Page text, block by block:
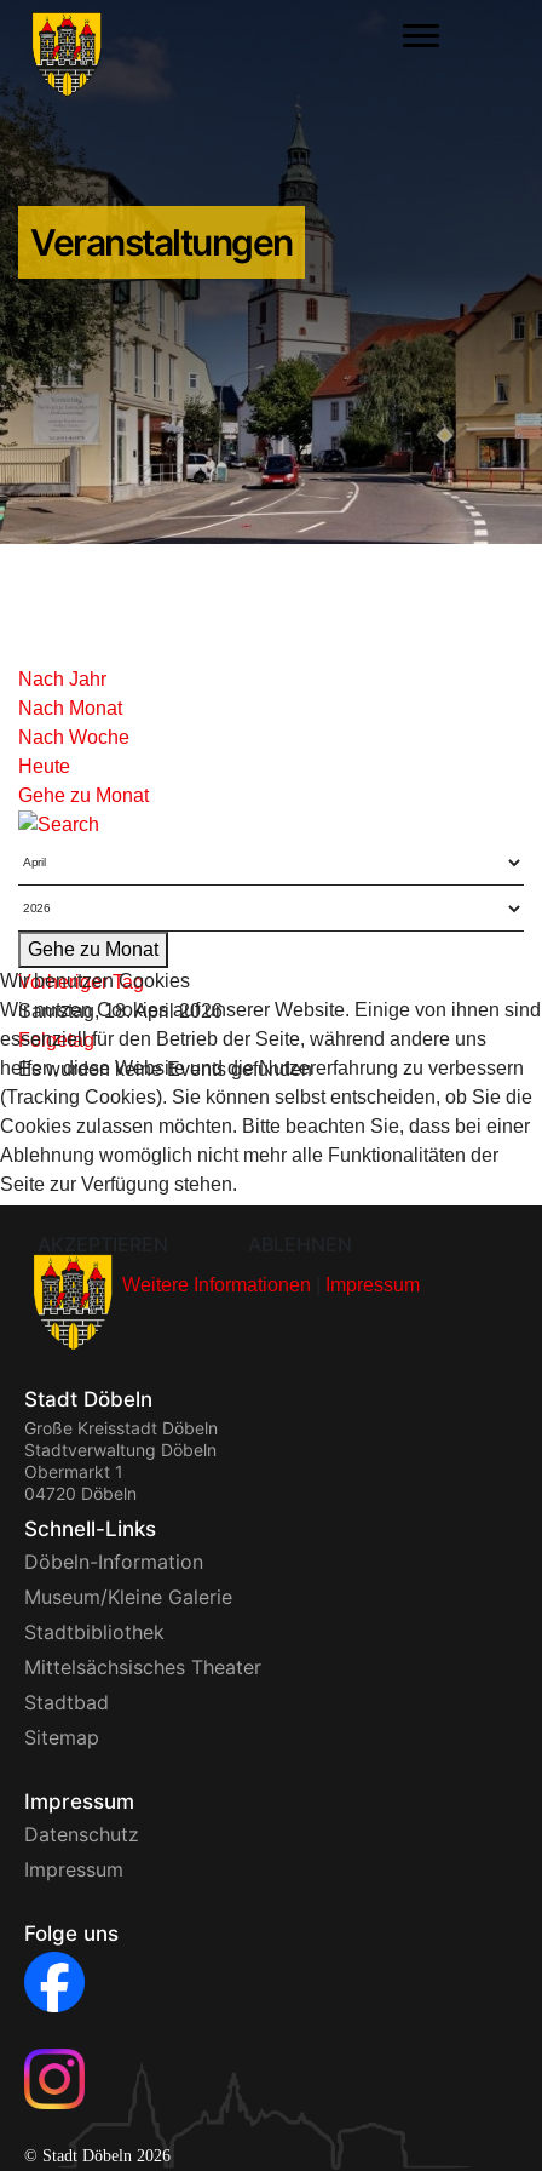
Veranstaltungen
Nach Jahr
Nach Monat
Nach Woche
Heute
Gehe zu Monat
Gehe zu Monat
Vorheriger Tag
Samstag, 18. April 2026
Folgetag
Es wurden keine Events gefunden
Stadt Döbeln
Große Kreisstadt Döbeln
Stadtverwaltung Döbeln
Obermarkt 1
04720 Döbeln
Schnell-Links
Döbeln-Information
Museum/Kleine Galerie
Stadtbibliothek
Mittelsächsisches Theater
Stadtbad
Sitemap
Impressum
Datenschutz
Impressum
Folge uns
© Stadt Döbeln 2026
Wir benutzen Cookies
Wir nutzen Cookies auf unserer Website. Einige von ihnen sind
essenziell für den Betrieb der Seite, während andere uns
helfen, diese Website und die Nutzererfahrung zu verbessern
(Tracking Cookies). Sie können selbst entscheiden, ob Sie die
Cookies zulassen möchten. Bitte beachten Sie, dass bei einer
Ablehnung womöglich nicht mehr alle Funktionalitäten der
Seite zur Verfügung stehen.
Weitere Informationen Impressum